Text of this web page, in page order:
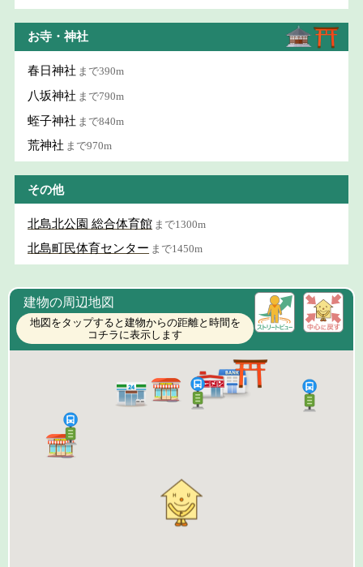
お寺・神社
春日神社 まで390m
八坂神社 まで790m
蛭子神社 まで840m
荒神社 まで970m
その他
北島北公園 総合体育館 まで1300m
北島町民体育センター まで1450m
建物の周辺地図
地図をタップすると建物からの距離と時間を
コチラに表示します